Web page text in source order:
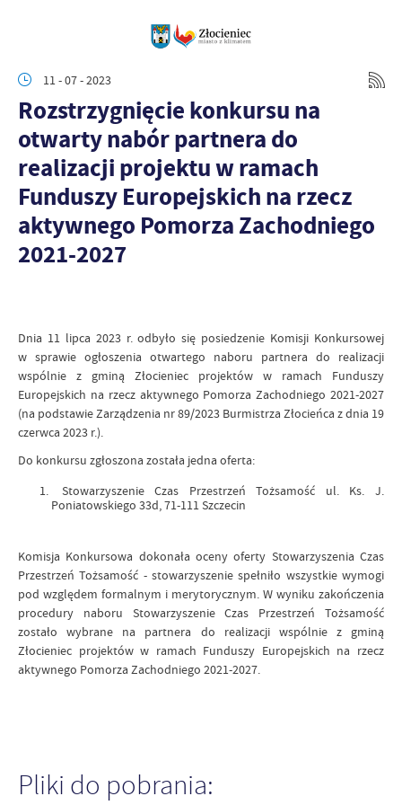
11 - 07 - 2023
Rozstrzygnięcie konkursu na
otwarty nabór partnera do
realizacji projektu w ramach
Funduszy Europejskich na rzecz
aktywnego Pomorza Zachodniego
2021-2027
Dnia 11 lipca 2023 r. odbyło się posiedzenie Komisji Konkursowej
w sprawie ogłoszenia otwartego naboru partnera do realizacji
wspólnie z gminą Złocieniec projektów w ramach Funduszy
Europejskich na rzecz aktywnego Pomorza Zachodniego 2021-2027
(na podstawie Zarządzenia nr 89/2023 Burmistrza Złocieńca z dnia 19
czerwca 2023 r.).
Do konkursu zgłoszona została jedna oferta:
Stowarzyszenie Czas Przestrzeń Tożsamość ul. Ks. J.
Poniatowskiego 33d, 71-111 Szczecin
Komisja Konkursowa dokonała oceny oferty Stowarzyszenia Czas
Przestrzeń Tożsamość - stowarzyszenie spełniło wszystkie wymogi
pod względem formalnym i merytorycznym. W wyniku zakończenia
procedury naboru Stowarzyszenie Czas Przestrzeń Tożsamość
zostało wybrane na partnera do realizacji wspólnie z gminą
Złocieniec projektów w ramach Funduszy Europejskich na rzecz
aktywnego Pomorza Zachodniego 2021-2027.
Pliki do pobrania: